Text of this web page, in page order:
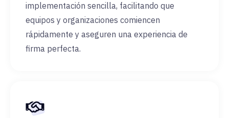
implementación sencilla, facilitando que
equipos y organizaciones comiencen
rápidamente y aseguren una experiencia de
firma perfecta.